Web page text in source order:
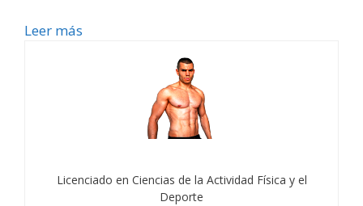
Leer más
Licenciado en Ciencias de la Actividad Física y el
Deporte